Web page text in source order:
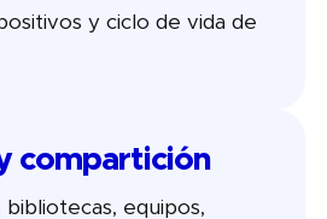
y ciclo de vida de
compartición
bibliotecas, equipos,